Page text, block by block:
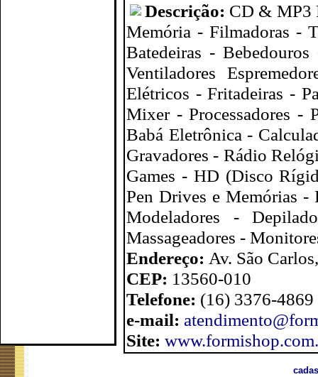
Descrição: CD & MP3
Memória - Filmadoras -
Batedeiras -
Ventiladores
Elétricos - Fritadeiras -
Mixer - Processadores -
Babá Eletrônica -
Gravadores - Rádio
Games - HD (Disco
Pen Drives e Memórias -
Modeladores -
Massageadores -
Endereço: Av. São
CEP: 13560-010
Telefone: (16) 3376-4869
e-mail:
Site: